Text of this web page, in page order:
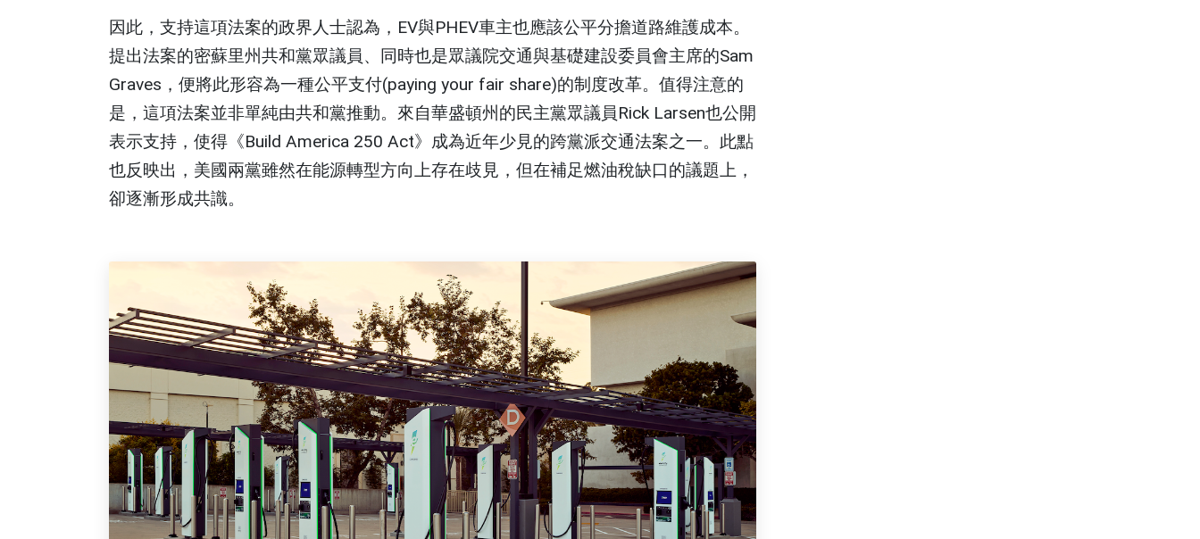
因此，支持這項法案的政界人士認為，EV與PHEV車主也應該公平分擔道路維護成本。
提出法案的密蘇里州共和黨眾議員、同時也是眾議院交通與基礎建設委員會主席的Sam
Graves，便將此形容為一種公平支付(paying your fair share)的制度改革。值得注意的
是，這項法案並非單純由共和黨推動。來自華盛頓州的民主黨眾議員Rick Larsen也公開
表示支持，使得《Build America 250 Act》成為近年少見的跨黨派交通法案之一。此點
也反映出，美國兩黨雖然在能源轉型方向上存在歧見，但在補足燃油稅缺口的議題上，
卻逐漸形成共識。